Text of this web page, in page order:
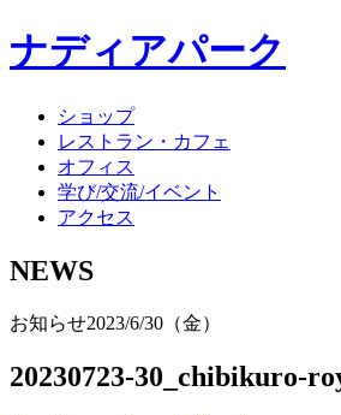
ナディアパーク
ショップ
レストラン・カフェ
オフィス
学び/交流/イベント
アクセス
NEWS
お知らせ2023/6/30（金）
20230723-30_chibikuro-